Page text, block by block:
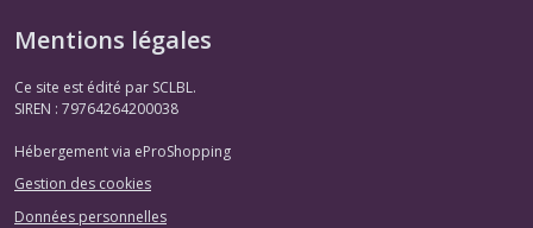
Mentions légales
Ce site est édité par SCLBL.
SIREN : 79764264200038
Hébergement via eProShopping
Gestion des cookies
Données personnelles